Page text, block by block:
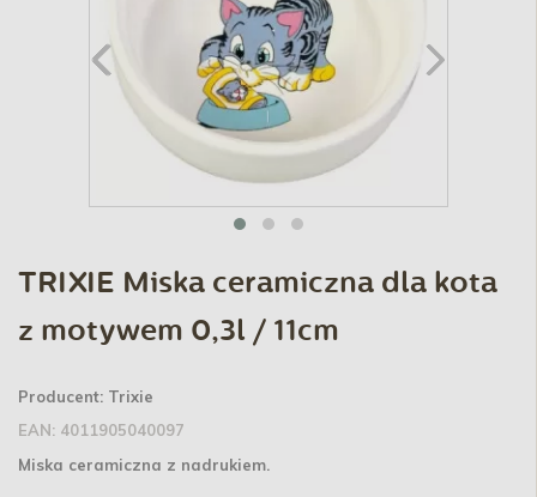
TRIXIE Miska ceramiczna dla kota
z motywem 0,3l / 11cm
Producent: Trixie
EAN: 4011905040097
Miska ceramiczna z nadrukiem.